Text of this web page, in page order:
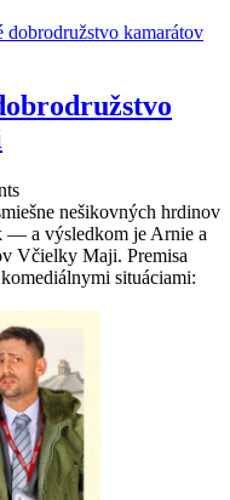
nešikovných hrdinov
— a výsledkom je Arnie a
Včielky Maji. Premisa
situáciami: